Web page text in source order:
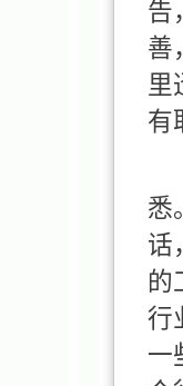
告
善
里
有
悉
话
的
行
一